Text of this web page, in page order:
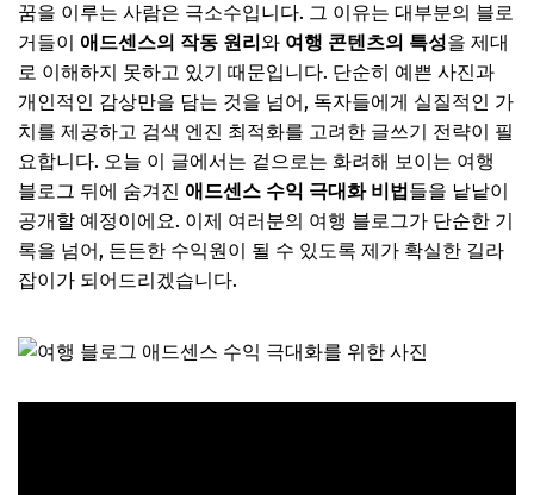
꿈을 이루는 사람은 극소수입니다. 그 이유는 대부분의 블로
거들이 애드센스의 작동 원리와 여행 콘텐츠의 특성을 제대
로 이해하지 못하고 있기 때문입니다. 단순히 예쁜 사진과
개인적인 감상만을 담는 것을 넘어, 독자들에게 실질적인 가
치를 제공하고 검색 엔진 최적화를 고려한 글쓰기 전략이 필
요합니다. 오늘 이 글에서는 겉으로는 화려해 보이는 여행
블로그 뒤에 숨겨진 애드센스 수익 극대화 비법들을 낱낱이
공개할 예정이에요. 이제 여러분의 여행 블로그가 단순한 기
록을 넘어, 든든한 수익원이 될 수 있도록 제가 확실한 길라
잡이가 되어드리겠습니다.